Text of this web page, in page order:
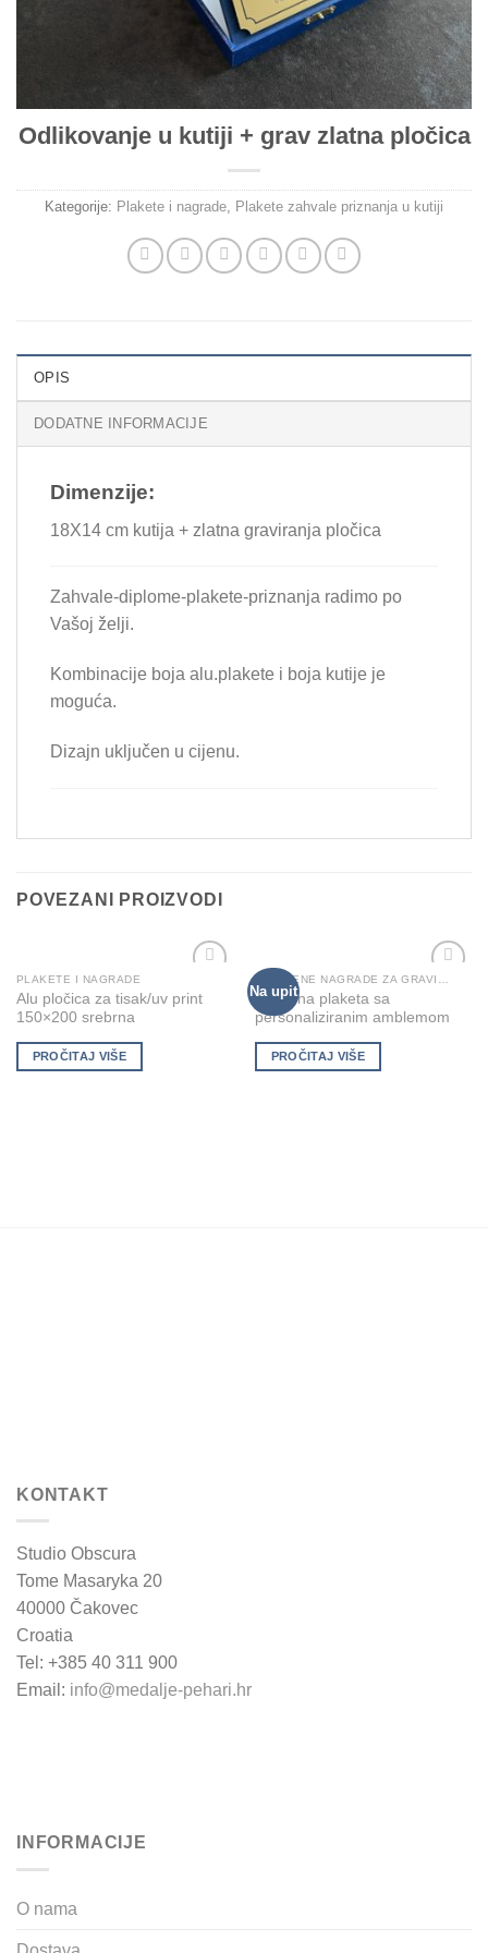
Odlikovanje u kutiji + grav zlatna pločica
Kategorije: Plakete i nagrade Plakete zahvale priznanja u kutiji
OPIS
DODATNE INFORMACIJE
Dimenzije:
18X14 cm kutija + zlatna graviranja pločica
Zahvale-diplome-plakete-priznanja radimo po
Vašoj želji.
Kombinacije boja alu.plakete i boja kutije je
moguća.
Dizajn uključen u cijenu.
POVEZANI PROIZVODI
Wishlist
PLAKETE I NAGRADE
Alu pločica za tisak/uv print
150×200 srebrna
PROČITAJ VIŠE
Na upit
STAKLENE NAGRADE ZA GRAVIRANJE
Staklena plaketa sa
personaliziranim amblemom
PROČITAJ VIŠE
KONTAKT
Studio Obscura
Tome Masaryka 20
40000 Čakovec
Croatia
Tel: +385 40 311 900
Email: info@medalje-pehari.hr
INFORMACIJE
O nama